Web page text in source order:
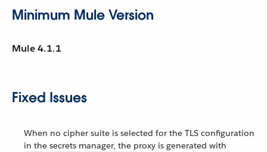
Minimum Mule Version
Mule 4.1.1
Fixed Issues
When no cipher suite is selected for the TLS configuration
in the secrets manager, the proxy is generated with